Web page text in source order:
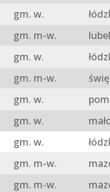
gm. w.
gm. m-w.
gm. w.
gm. m-w.
gm. w.
gm. w.
gm. w.
gm. m-w.
gm. m-w.